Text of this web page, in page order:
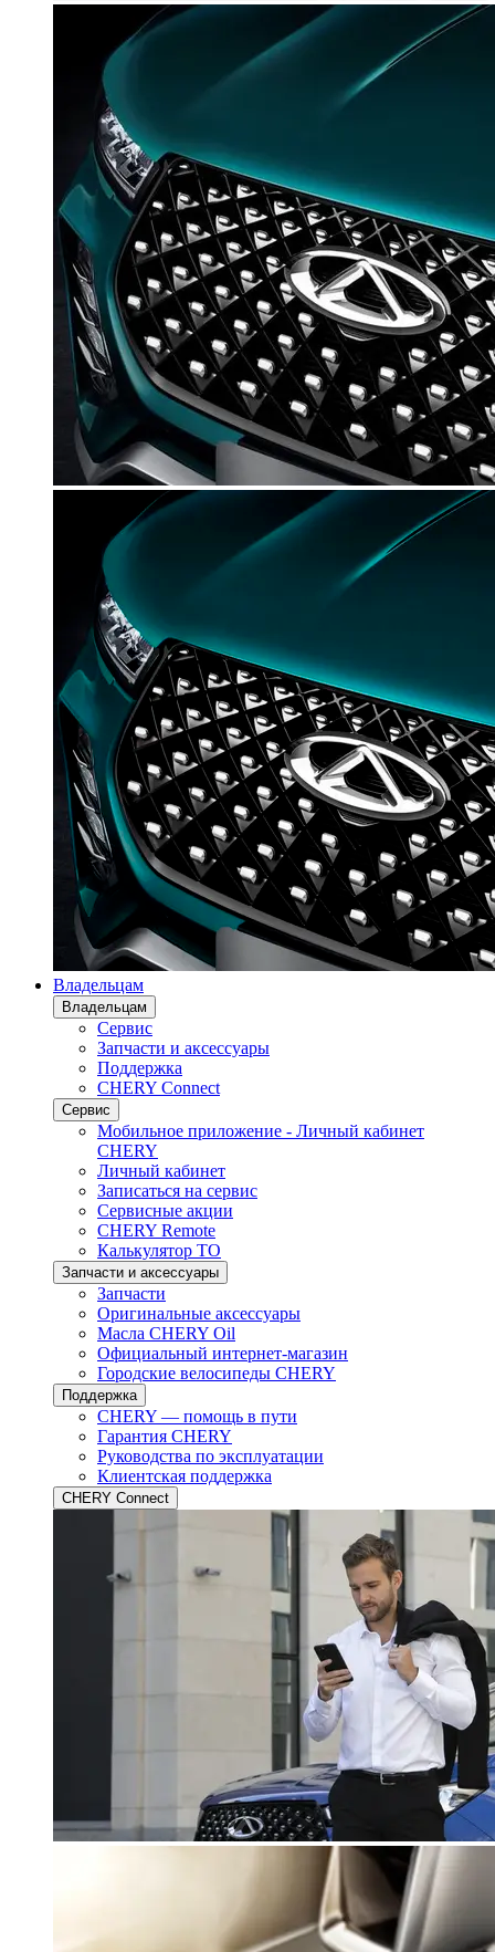
Владельцам
Владельцам
Сервис
Запчасти и аксессуары
Поддержка
CHERY Connect
Сервис
Мобильное приложение - Личный кабинет
CHERY
Личный кабинет
Записаться на сервис
Сервисные акции
CHERY Remote
Калькулятор ТО
Запчасти и аксессуары
Запчасти
Оригинальные аксессуары
Масла CHERY Oil
Официальный интернет-магазин
Городские велосипеды CHERY
Поддержка
CHERY — помощь в пути
Гарантия CHERY
Руководства по эксплуатации
Клиентская поддержка
CHERY Connect